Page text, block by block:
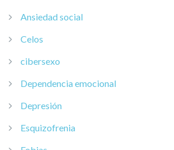
Ansiedad social
Celos
cibersexo
Dependencia emocional
Depresión
Esquizofrenia